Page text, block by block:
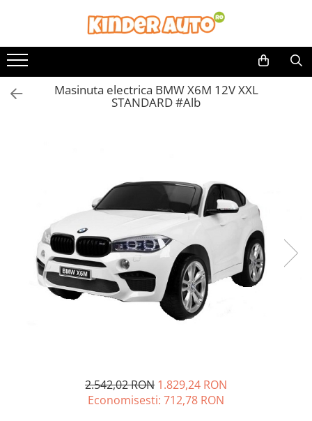
Toate Produsele
Produse in stoc
Masinute electrice
Motociclete Drift-Trike
Masinute electrice Mercedes
Masinute electrice tip SUV
Piese & Accesorii
Jucarii RC cu telecomanda
Masinuta electrica BMW X6M 12V XXL
STANDARD #Alb
2.542,02 RON 1.829,24 RON
Economisesti: 712,78 RON